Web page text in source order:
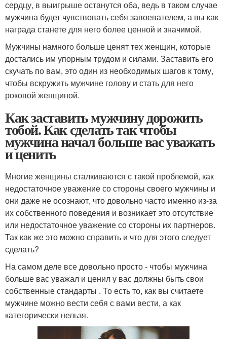
сердцу, в выигрыше останутся оба, ведь в таком случае
мужчина будет чувствовать себя завоевателем, а вы как
награда станете для него более ценной и значимой.
Мужчины намного больше ценят тех женщин, которые
достались им упорным трудом и силами. Заставить его
скучать по вам, это один из необходимых шагов к тому,
чтобы вскружить мужчине голову и стать для него
роковой женщиной.
Как заставить мужчину дорожить
тобой. Как сделать так чтобы
мужчина начал больше вас уважать
и ценить
Многие женщины сталкиваются с такой проблемой, как
недостаточное уважение со стороны своего мужчины и
они даже не осознают, что довольно часто именно из-за
их собственного поведения и возникает это отсутствие
или недостаточное уважение со стороны их партнеров.
Так как же это можно справить и что для этого следует
сделать?
На самом деле все довольно просто - чтобы мужчина
больше вас уважал и ценил у вас должны быть свои
собственные стандарты . То есть то, как вы считаете
мужчине можно вести себя с вами вести, а как
категорически нельзя.